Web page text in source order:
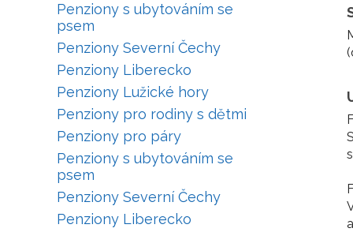
Penziony s ubytováním se
psem
Penziony Severní Čechy
Penziony Liberecko
Penziony Lužické hory
Penziony pro rodiny s dětmi
Penziony pro páry
Penziony s ubytováním se
psem
Penziony Severní Čechy
Penziony Liberecko